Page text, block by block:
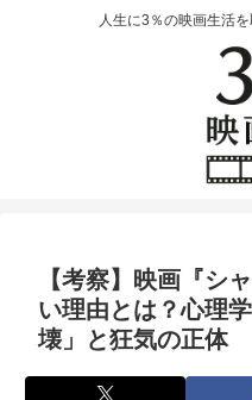
人生に3％の映画生活
【考察】映画『シ
い理由とは？心理
壊」と狂気の正体